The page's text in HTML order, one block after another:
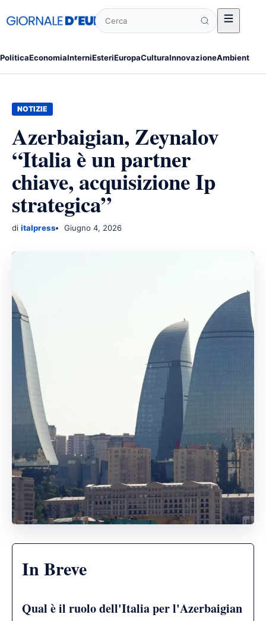
PoliticaEconomiaInterniEsteriEuropaCulturaInnovazioneAmbiente
Cerca
NOTIZIE
Azerbaigian, Zeynalov
“Italia è un partner
chiave, acquisizione Ip
strategica”
di italpress Giugno 4, 2026
In Breve
Qual è il ruolo dell'Italia per l'Azerbaigian